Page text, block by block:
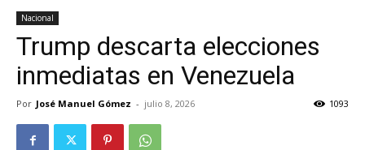
Nacional
Trump descarta elecciones
inmediatas en Venezuela
Por José Manuel Gómez - julio 8, 2026 1093